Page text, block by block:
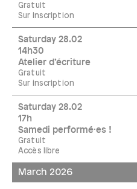
Gratuit
Sur inscription
Saturday 28.02
14h30
Atelier d’écriture
Gratuit
Sur inscription
Saturday 28.02
17h
Samedi performé·es !
Gratuit
Accès libre
March 2026